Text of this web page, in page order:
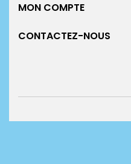
MON COMPTE
CONTACTEZ-NOUS